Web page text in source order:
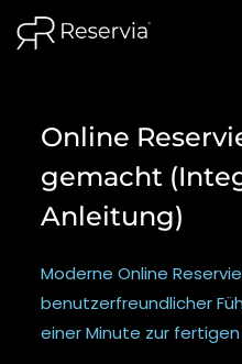
Online
gemacht
Anleitung)
Moderne Online
benutzerfreundlicher
einer Minute zur fertigen